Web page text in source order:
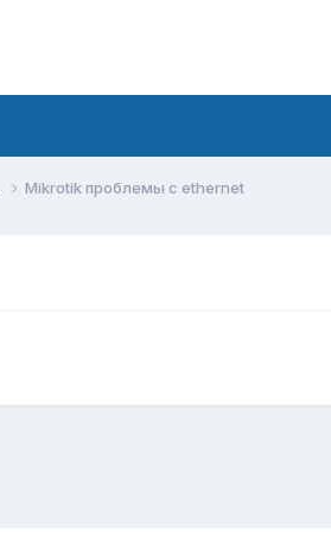
Mikrotik проблемы с ethernet